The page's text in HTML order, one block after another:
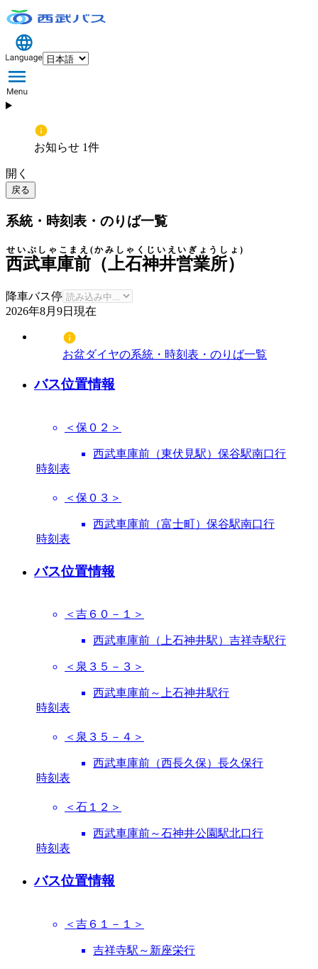
お知らせ 1件
開く
戻る
系統・時刻表・のりば一覧
西武車庫前（上石神井営業所）
せいぶしゃこまえ(かみしゃくじいえいぎょうしょ)
降車バス停
2026年8月9日 現在
お盆ダイヤの系統・時刻表・のりば一覧
バス位置情報
＜保０２＞
西武車庫前（東伏見駅）保谷駅南口行
時刻表
＜保０３＞
西武車庫前（富士町）保谷駅南口行
時刻表
バス位置情報
＜吉６０－１＞
西武車庫前（上石神井駅）吉祥寺駅行
＜泉３５－３＞
西武車庫前～上石神井駅行
時刻表
＜泉３５－４＞
西武車庫前（西長久保）長久保行
時刻表
＜石１２＞
西武車庫前～石神井公園駅北口行
時刻表
バス位置情報
＜吉６１－１＞
吉祥寺駅～新座栄行